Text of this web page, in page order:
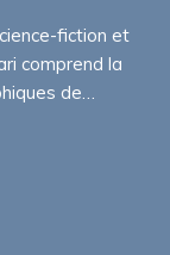
fiction et
comprend la
de…